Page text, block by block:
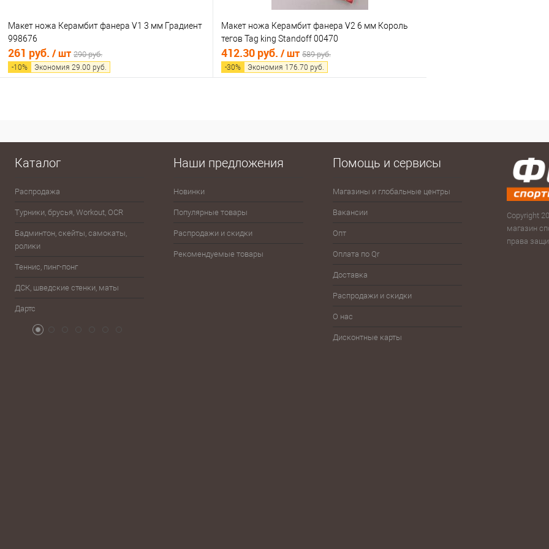
Макет ножа Керамбит фанера V1 3 мм Градиент
998676
261 руб. / шт 290 руб.
-10% Экономия 29.00 руб.
Макет ножа Керамбит фанера V2 6 мм Король
тегов Tag king Standoff 00470
412.30 руб. / шт 589 руб.
-30% Экономия 176.70 руб.
Каталог
Распродажа
Турники, брусья, Workout, OCR
Бадминтон, скейты, самокаты,
ролики
Теннис, пинг-понг
ДСК, шведские стенки, маты
Дартс
Эспандеры
Шахматы, шашки, лото, домино,
Зима
Спортпит, бутылки, шейкеры
Наши предложения
Новинки
Популярные товары
Распродажи и скидки
Рекомендуемые товары
Помощь и сервисы
Магазины и глобальные центры
Вакансии
Опт
Оплата по Qr
Доставка
Распродажи и скидки
О нас
Дисконтные карты
Copyright
магазин
права